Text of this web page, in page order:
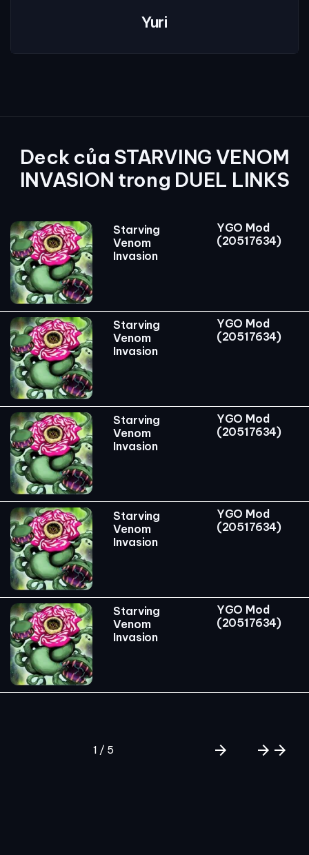
Yuri
Deck của STARVING VENOM
INVASION trong DUEL LINKS
Starving
Venom
Invasion
YGO Mod
(20517634)
Starving
Venom
Invasion
YGO Mod
(20517634)
Starving
Venom
Invasion
YGO Mod
(20517634)
Starving
Venom
Invasion
YGO Mod
(20517634)
Starving
Venom
Invasion
YGO Mod
(20517634)
1 / 5 arrow_forward arrow_forward arrow_forward